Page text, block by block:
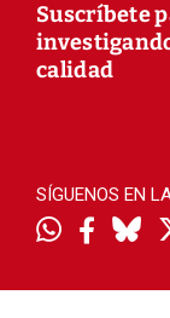
Suscríbete
calidad
SÍGUENOS EN